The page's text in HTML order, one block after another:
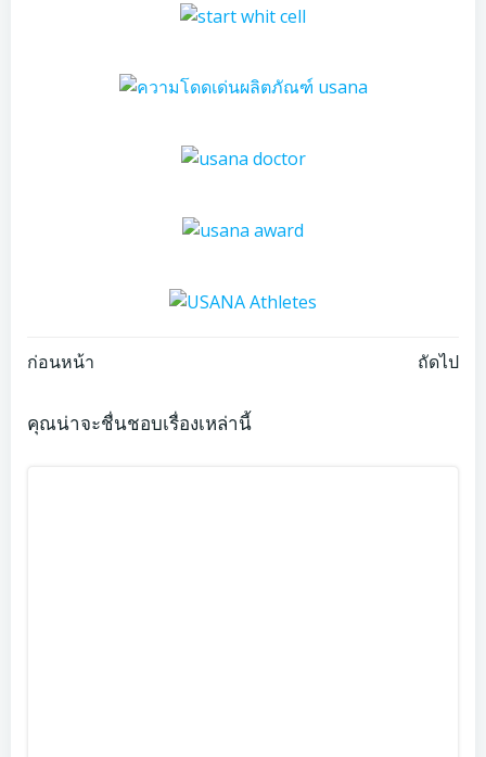
Post
navigation
ก่อนหน้า
navigation
ถัดไป
คุณน่าจะชื่นชอบเรื่องเหล่านี้